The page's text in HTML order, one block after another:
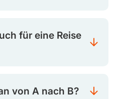
für eine Reise
von A nach B?